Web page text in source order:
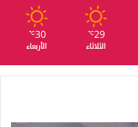
29
℃
الثلاثاء
30
℃
الأربعاء